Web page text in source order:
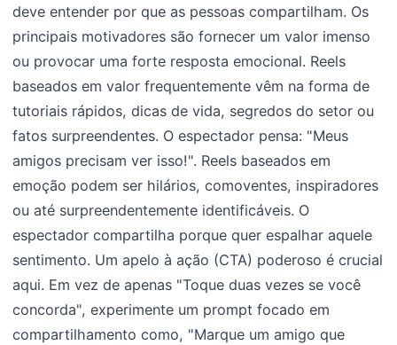
deve entender por que as pessoas compartilham. Os
principais motivadores são fornecer um valor imenso
ou provocar uma forte resposta emocional. Reels
baseados em valor frequentemente vêm na forma de
tutoriais rápidos, dicas de vida, segredos do setor ou
fatos surpreendentes. O espectador pensa: "Meus
amigos precisam ver isso!". Reels baseados em
emoção podem ser hilários, comoventes, inspiradores
ou até surpreendentemente identificáveis. O
espectador compartilha porque quer espalhar aquele
sentimento. Um apelo à ação (CTA) poderoso é crucial
aqui. Em vez de apenas "Toque duas vezes se você
concorda", experimente um prompt focado em
compartilhamento como, "Marque um amigo que